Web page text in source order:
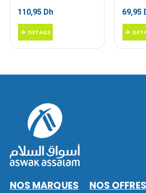
110,95 Dh
DETAILS
69,95
NOS MARQUES NOS OFFRES